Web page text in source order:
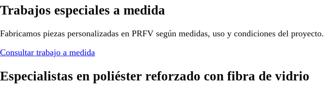
Trabajos especiales a medida
Fabricamos piezas personalizadas en PRFV según medidas, uso y condiciones del proyecto.
Consultar trabajo a medida
Especialistas en poliéster reforzado con fibra de vidrio